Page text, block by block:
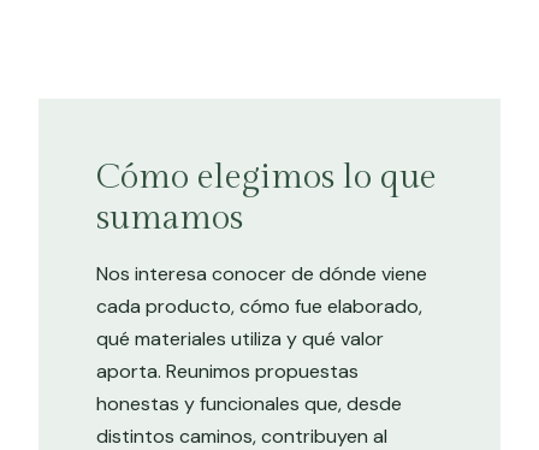
Cómo elegimos lo que
sumamos
Nos interesa conocer de dónde viene
cada producto, cómo fue elaborado,
qué materiales utiliza y qué valor
aporta. Reunimos propuestas
honestas y funcionales que, desde
distintos caminos, contribuyen al